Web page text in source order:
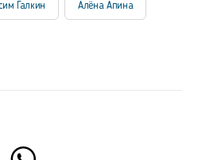
Галкин Алёна Апина